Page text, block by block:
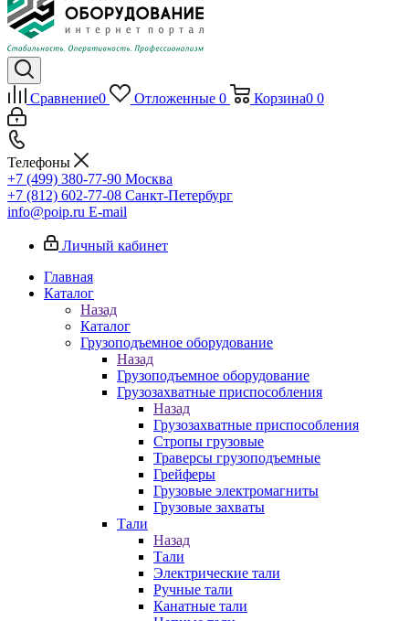
Сравнение0 Отложенные 0 Корзина0 0
Телефоны
+7 (499) 380-77-90 Москва
+7 (812) 602-77-08 Санкт-Петербург
info@poip.ru E-mail
Личный кабинет
Главная
Каталог
Назад
Каталог
Грузоподъемное оборудование
Назад
Грузоподъемное оборудование
Грузозахватные приспособления
Назад
Грузозахватные приспособления
Стропы грузовые
Траверсы грузоподъемные
Грейферы
Грузовые электромагниты
Грузовые захваты
Тали
Назад
Тали
Электрические тали
Ручные тали
Канатные тали